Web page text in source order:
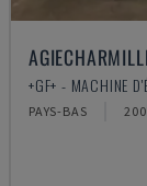
+GF+ - MACHINE
PAYS-BAS